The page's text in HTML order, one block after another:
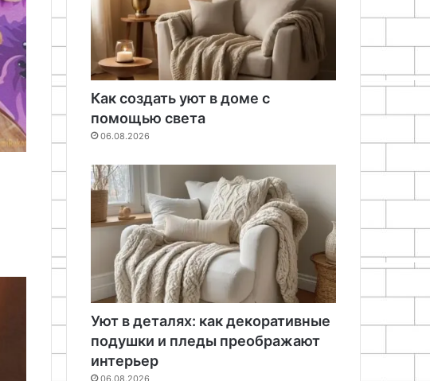
Как создать уют в доме с
помощью света
06.08.2026
Уют в деталях: как декоративные
подушки и пледы преображают
интерьер
06.08.2026